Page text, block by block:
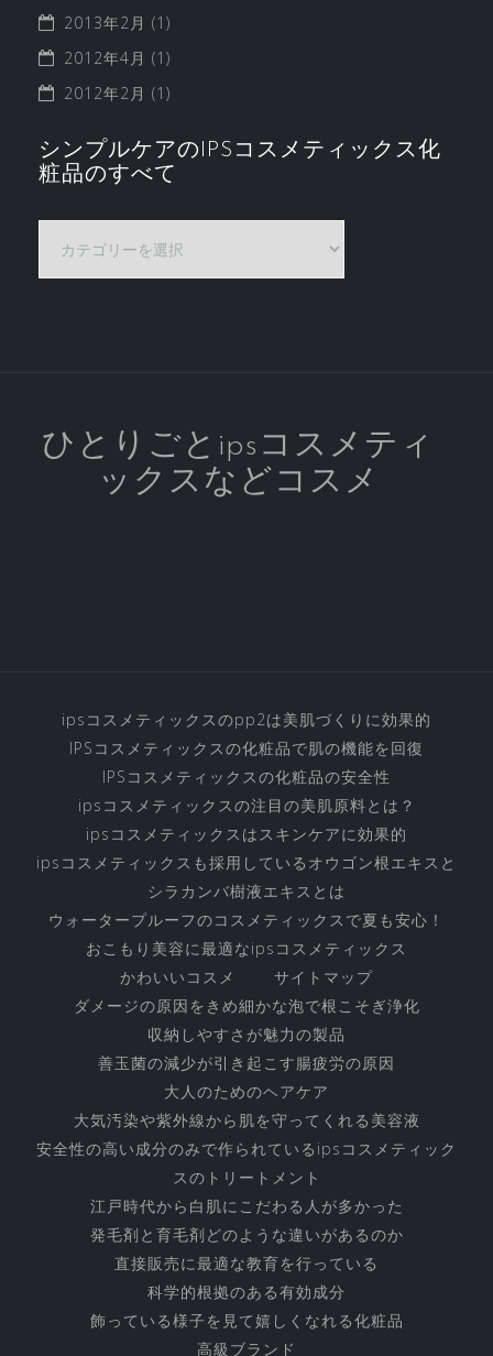
2013年2月 (1)
2012年4月 (1)
2012年2月 (1)
シンプルケアのIPSコスメティックス化
粧品のすべて
IPS
コ
て
ひとりごとipsコスメティ
ックスなどコスメ
ipsコスメティックスのpp2は美肌づくりに効果的
IPSコスメティックスの化粧品で肌の機能を回復
IPSコスメティックスの化粧品の安全性
ipsコスメティックスの注目の美肌原料とは？
ipsコスメティックスはスキンケアに効果的
ipsコスメティックスも採用しているオウゴン根エキスと
シラカンバ樹液エキスとは
ウォータープルーフのコスメティックスで夏も安心！
おこもり美容に最適なipsコスメティックス
かわいいコスメ
サイトマップ
ダメージの原因をきめ細かな泡で根こそぎ浄化
収納しやすさが魅力の製品
善玉菌の減少が引き起こす腸疲労の原因
大人のためのヘアケア
大気汚染や紫外線から肌を守ってくれる美容液
安全性の高い成分のみで作られているipsコスメティック
スのトリートメント
江戸時代から白肌にこだわる人が多かった
発毛剤と育毛剤どのような違いがあるのか
直接販売に最適な教育を行っている
科学的根拠のある有効成分
飾っている様子を見て嬉しくなれる化粧品
高級ブランド